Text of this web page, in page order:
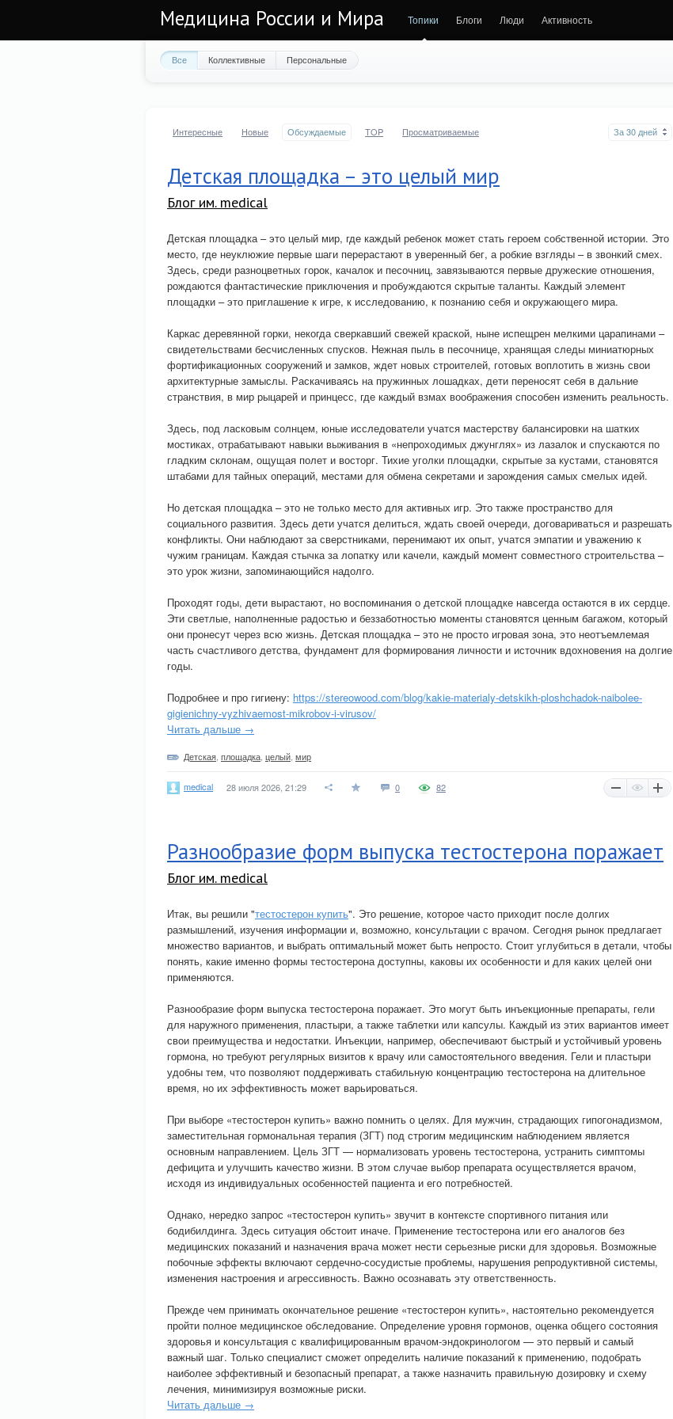
Медицина России и Мира Топики Блоги Люди Активность
Все Коллективные Персональные
Интересные Новые Обсуждаемые TOP Просматриваемые За 30 дней
Детская площадка – это целый мир
Блог им. medical
Детская площадка – это целый мир, где каждый ребенок может стать героем собственной истории. Это
место, где неуклюжие первые шаги перерастают в уверенный бег, а робкие взгляды – в звонкий смех.
Здесь, среди разноцветных горок, качалок и песочниц, завязываются первые дружеские отношения,
рождаются фантастические приключения и пробуждаются скрытые таланты. Каждый элемент
площадки – это приглашение к игре, к исследованию, к познанию себя и окружающего мира.
Каркас деревянной горки, некогда сверкавший свежей краской, ныне испещрен мелкими царапинами –
свидетельствами бесчисленных спусков. Нежная пыль в песочнице, хранящая следы миниатюрных
фортификационных сооружений и замков, ждет новых строителей, готовых воплотить в жизнь свои
архитектурные замыслы. Раскачиваясь на пружинных лошадках, дети переносят себя в дальние
странствия, в мир рыцарей и принцесс, где каждый взмах воображения способен изменить реальность.
Здесь, под ласковым солнцем, юные исследователи учатся мастерству балансировки на шатких
мостиках, отрабатывают навыки выживания в «непроходимых джунглях» из лазалок и спускаются по
гладким склонам, ощущая полет и восторг. Тихие уголки площадки, скрытые за кустами, становятся
штабами для тайных операций, местами для обмена секретами и зарождения самых смелых идей.
Но детская площадка – это не только место для активных игр. Это также пространство для
социального развития. Здесь дети учатся делиться, ждать своей очереди, договариваться и разрешать
конфликты. Они наблюдают за сверстниками, перенимают их опыт, учатся эмпатии и уважению к
чужим границам. Каждая стычка за лопатку или качели, каждый момент совместного строительства –
это урок жизни, запоминающийся надолго.
Проходят годы, дети вырастают, но воспоминания о детской площадке навсегда остаются в их сердце.
Эти светлые, наполненные радостью и беззаботностью моменты становятся ценным багажом, который
они пронесут через всю жизнь. Детская площадка – это не просто игровая зона, это неотъемлемая
часть счастливого детства, фундамент для формирования личности и источник вдохновения на долгие
годы.
Подробнее и про гигиену: https://stereowood.com/blog/kakie-materialy-detskikh-ploshchadok-naibolee-
gigienichny-vyzhivaemost-mikrobov-i-virusov/
Читать дальше →
Детская площадка целый мир
medical 28 июля 2026, 21:29 0 82
Разнообразие форм выпуска тестостерона поражает
Блог им. medical
Итак, вы решили "тестостерон купить". Это решение, которое часто приходит после долгих
размышлений, изучения информации и, возможно, консультации с врачом. Сегодня рынок предлагает
множество вариантов, и выбрать оптимальный может быть непросто. Стоит углубиться в детали, чтобы
понять, какие именно формы тестостерона доступны, каковы их особенности и для каких целей они
применяются.
Разнообразие форм выпуска тестостерона поражает. Это могут быть инъекционные препараты, гели
для наружного применения, пластыри, а также таблетки или капсулы. Каждый из этих вариантов имеет
свои преимущества и недостатки. Инъекции, например, обеспечивают быстрый и устойчивый уровень
гормона, но требуют регулярных визитов к врачу или самостоятельного введения. Гели и пластыри
удобны тем, что позволяют поддерживать стабильную концентрацию тестостерона на длительное
время, но их эффективность может варьироваться.
При выборе «тестостерон купить» важно помнить о целях. Для мужчин, страдающих гипогонадизмом,
заместительная гормональная терапия (ЗГТ) под строгим медицинским наблюдением является
основным направлением. Цель ЗГТ — нормализовать уровень тестостерона, устранить симптомы
дефицита и улучшить качество жизни. В этом случае выбор препарата осуществляется врачом,
исходя из индивидуальных особенностей пациента и его потребностей.
Однако, нередко запрос «тестостерон купить» звучит в контексте спортивного питания или
бодибилдинга. Здесь ситуация обстоит иначе. Применение тестостерона или его аналогов без
медицинских показаний и назначения врача может нести серьезные риски для здоровья. Возможные
побочные эффекты включают сердечно-сосудистые проблемы, нарушения репродуктивной системы,
изменения настроения и агрессивность. Важно осознавать эту ответственность.
Прежде чем принимать окончательное решение «тестостерон купить», настоятельно рекомендуется
пройти полное медицинское обследование. Определение уровня гормонов, оценка общего состояния
здоровья и консультация с квалифицированным врачом-эндокринологом — это первый и самый
важный шаг. Только специалист сможет определить наличие показаний к применению, подобрать
наиболее эффективный и безопасный препарат, а также назначить правильную дозировку и схему
лечения, минимизируя возможные риски.
Читать дальше →